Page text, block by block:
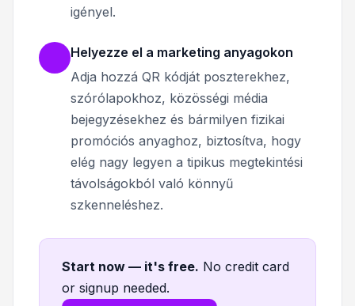
igényel.
Helyezze el a marketing anyagokon
Adja hozzá QR kódját poszterekhez,
szórólapokhoz, közösségi média
bejegyzésekhez és bármilyen fizikai
promóciós anyaghoz, biztosítva, hogy
elég nagy legyen a tipikus megtekintési
távolságokból való könnyű
szkenneléshez.
Start now — it's free. No credit card
or signup needed.